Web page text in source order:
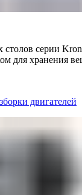
столов серии
для хранения
двигателей